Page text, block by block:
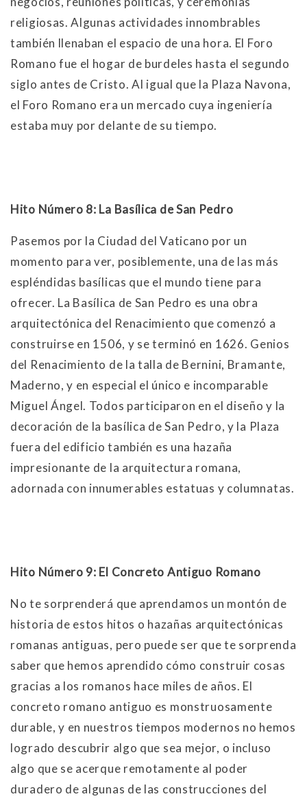
religiosas. Algunas actividades innombrables
también llenaban el espacio de una hora. El Foro
Romano fue el hogar de burdeles hasta el segundo
siglo antes de Cristo. Al igual que la Plaza Navona,
el Foro Romano era un mercado cuya ingeniería
estaba muy por delante de su tiempo.
Hito Número 8: La Basílica de San Pedro
Pasemos por la Ciudad del Vaticano por un
momento para ver, posiblemente, una de las más
espléndidas basílicas que el mundo tiene para
ofrecer. La Basílica de San Pedro es una obra
arquitectónica del Renacimiento que comenzó a
construirse en 1506, y se terminó en 1626. Genios
del Renacimiento de la talla de Bernini, Bramante,
Maderno, y en especial el único e incomparable
Miguel Ángel. Todos participaron en el diseño y la
decoración de la basílica de San Pedro, y la Plaza
fuera del edificio también es una hazaña
impresionante de la arquitectura romana,
adornada con innumerables estatuas y columnatas.
Hito Número 9: El Concreto Antiguo Romano
No te sorprenderá que aprendamos un montón de
historia de estos hitos o hazañas arquitectónicas
romanas antiguas, pero puede ser que te sorprenda
saber que hemos aprendido cómo construir cosas
gracias a los romanos hace miles de años. El
concreto romano antiguo es monstruosamente
durable, y en nuestros tiempos modernos no hemos
logrado descubrir algo que sea mejor, o incluso
algo que se acerque remotamente al poder
duradero de algunas de las construcciones del